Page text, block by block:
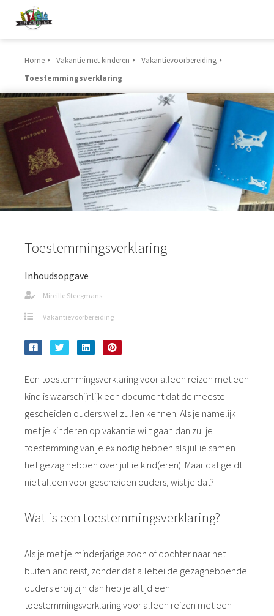
Home Vakantie met kinderen
Vakantievoorbereiding
Toestemmingsverklaring
Toestemmingsverklaring
Inhoudsopgave
Mireille Steegmans
Vakantievoorbereiding
Een toestemmingsverklaring voor alleen reizen met een
kind is waarschijnlijk een document dat de meeste
gescheiden ouders wel zullen kennen. Als je namelijk
met je kinderen op vakantie wilt gaan dan zul je
toestemming van je ex nodig hebben als jullie samen
het gezag hebben over jullie kind(eren). Maar dat geldt
niet alleen voor gescheiden ouders, wist je dat?
Wat is een toestemmingsverklaring?
Als je met je minderjarige zoon of dochter naar het
buitenland reist, zonder dat allebei de gezaghebbende
ouders erbij zijn dan heb je altijd een
toestemmingsverklaring voor alleen reizen met een